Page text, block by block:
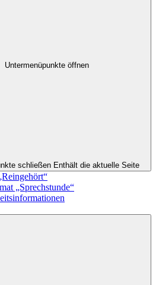
Untermenüpunkte öffnen
schließen Enthält die aktuelle Seite
„Sprechstunde“